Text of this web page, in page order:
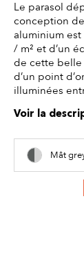
Le parasol
conception
aluminium
/ m² et d’un
de cette belle
d’un point
illuminées
Voir la
Mât